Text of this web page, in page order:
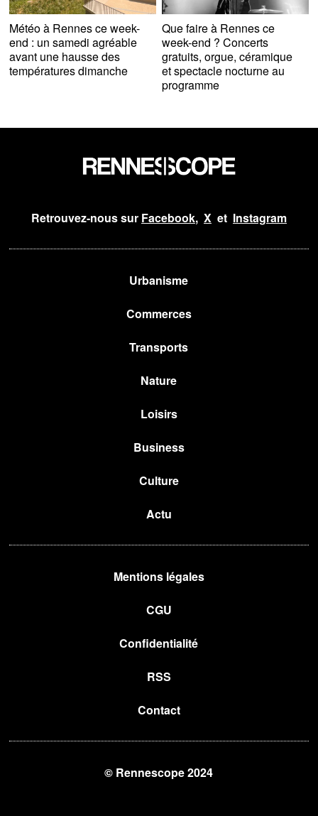
Météo à Rennes ce week-
end : un samedi agréable
avant une hausse des
températures dimanche
Que faire à Rennes ce
week-end ? Concerts
gratuits, orgue, céramique
et spectacle nocturne au
programme
Retrouvez-nous sur Facebook, Xet Instagram
Urbanisme
Commerces
Transports
Nature
Loisirs
Business
Culture
Actu
Mentions légales
CGU
Confidentialité
RSS
Contact
© Rennescope 2024